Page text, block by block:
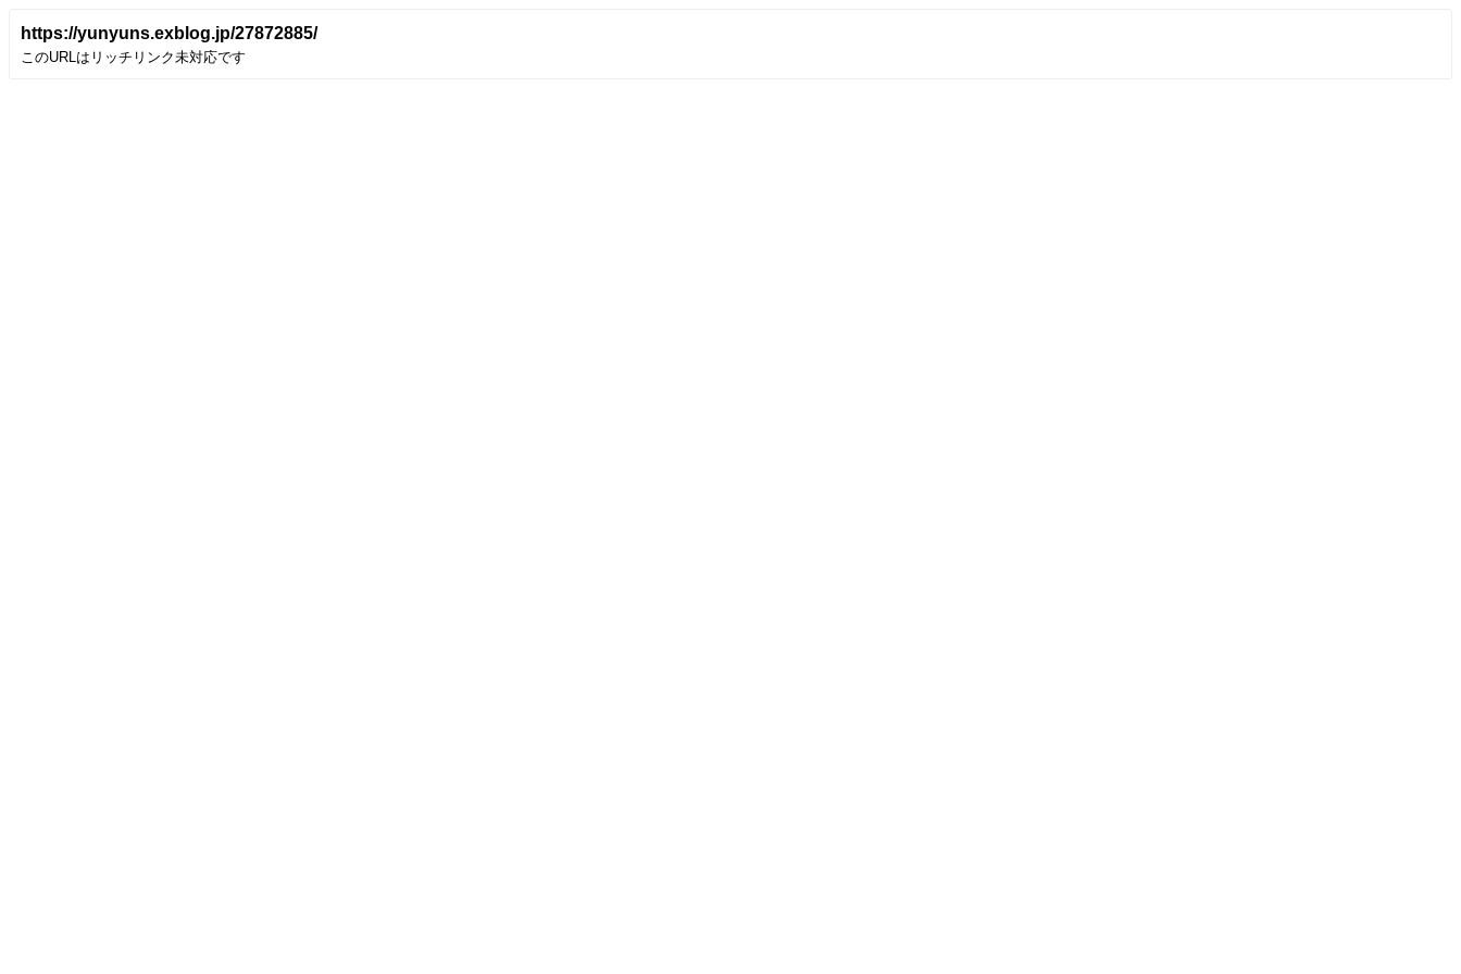
https://yunyuns.exblog.jp/27872885/
このURLはリッチリンク未対応です